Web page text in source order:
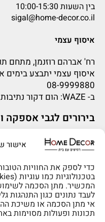
אישור
כדי לספק את החוויות
המכשיר. מתן הסכמה
לעבד נתונים כגון התנהגות
אי מתן הסכמה או משיכת
תכונות ופעולות מסוימות
בין השעות 10:00-15:30
sigal@home-decor.co.il
איסוף עצמי
רח' אברהם רוזנמן, מתחם
איסוף עצמי יתבצע
08-9999880
ב- WAZE: הום דקור נתיבות
בירורים לגבי אספקה
בירור לגבי אספקה -ניתן
decor.co.il
לרכישה טלפונית: 073-2002666